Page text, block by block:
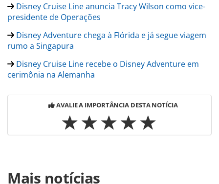
Disney Cruise Line anuncia Tracy Wilson como vice-
presidente de Operações
Disney Adventure chega à Flórida e já segue viagem
rumo a Singapura
Disney Cruise Line recebe o Disney Adventure em
cerimônia na Alemanha
AVALIE A IMPORTÂNCIA DESTA NOTÍCIA
https://www.panrotas.com.br/mercado/cruzeiros/2026/
Mais notícias